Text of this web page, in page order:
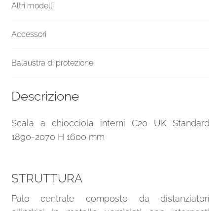
Altri modelli
Accessori
Balaustra di protezione
Descrizione
Scala a chiocciola interni C20 UK Standard
1890-2070 H 1600 mm
STRUTTURA
Palo centrale composto da distanziatori